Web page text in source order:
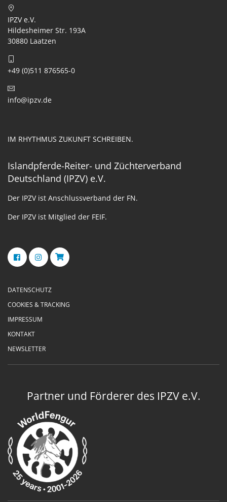
IPZV e.V.
Hildesheimer Str. 193A
30880 Laatzen
+49 (0)511 876565-0
info@ipzv.de
IM RHYTHMUS ZUKUNFT SCHREIBEN.
Islandpferde-Reiter- und Züchterverband
Deutschland (IPZV) e.V.
Der IPZV ist Anschlussverband der FN.
Der IPZV ist Mitglied der FEIF.
DATENSCHUTZ
COOKIES & TRACKING
IMPRESSUM
KONTAKT
NEWSLETTER
Partner und Förderer des IPZV e.V.